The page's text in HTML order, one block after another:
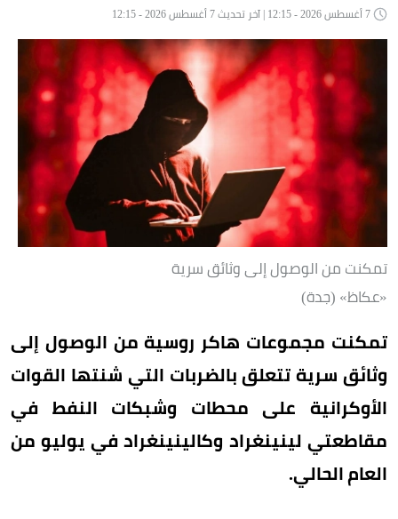
تمكنت من الوصول إلى وثائق سرية
«عكاظ» (جدة)
تمكنت مجموعات هاكر روسية من الوصول إلى
وثائق سرية تتعلق بالضربات التي شنتها القوات
الأوكرانية على محطات وشبكات النفط في
مقاطعتي لينينغراد وكالينينغراد في يوليو من
العام الحالي.